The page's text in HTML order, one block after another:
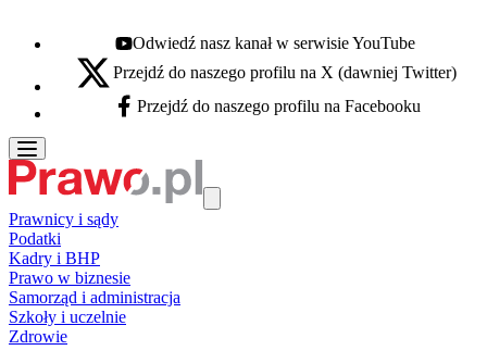
Youtube - otwiera się w nowej karcie
Odwiedź nasz kanał w serwisie YouTube
X - otwiera się w nowej karcie
Przejdź do naszego profilu na X (dawniej Twitter)
Facebook - otwiera się w nowej karcie
Przejdź do naszego profilu na Facebooku
Prawnicy i sądy
Podatki
Kadry i BHP
Prawo w biznesie
Samorząd i administracja
Szkoły i uczelnie
Zdrowie